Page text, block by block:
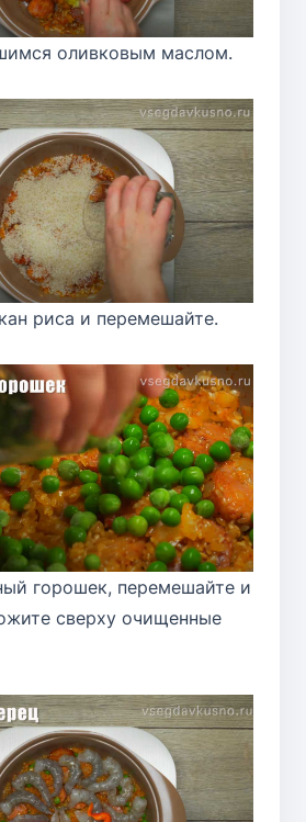
оливковым маслом.
риса и перемешайте.
горошек, перемешайте и
сверху очищенные